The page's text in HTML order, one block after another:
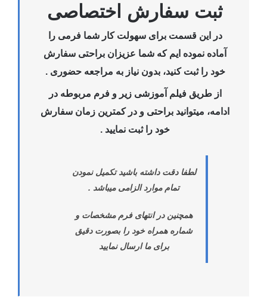
ثبت سفارش اختصاصی
در این قسمت برای سهولت کار شما فرمی را
آماده نموده ایم که شما عزیزان براحتی سفارش
خود را ثبت کنید، بدون نیاز به مراجعه حضوری .
از طریق فیلم آموزشی زیر و فرم مربوطه در
ادامه، میتوانید براحتی و در کمترین زمان سفارش
خود را ثبت نمایید .
لطفا دقت داشته باشید تکمیل نمودن
تمام موارد الزامی میباشد .
همچنین در انتهای فرم مشخصات و
شماره همراه خود را بصورت دقیق
برای ما ارسال نمایید